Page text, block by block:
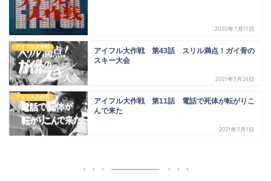
2020年7月11日
アイフル大作戦
アイフル大作戦 第43話 スリル満点！ガイ骨の
スキー大会
2021年3月26日
アイフル大作戦
アイフル大作戦 第11話 電話で死体が転がりこ
んで来た
2021年3月1日